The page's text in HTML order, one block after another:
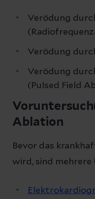
Verödung
Verödung
Verödung
(Pulsed Field
Ablation
Bevor das
wird, sind